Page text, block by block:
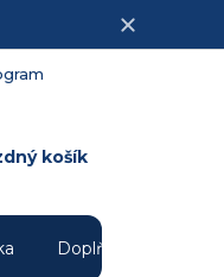
košík
Doplňky